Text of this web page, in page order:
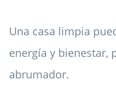
Una casa limpia
energía y bienestar,
abrumador.